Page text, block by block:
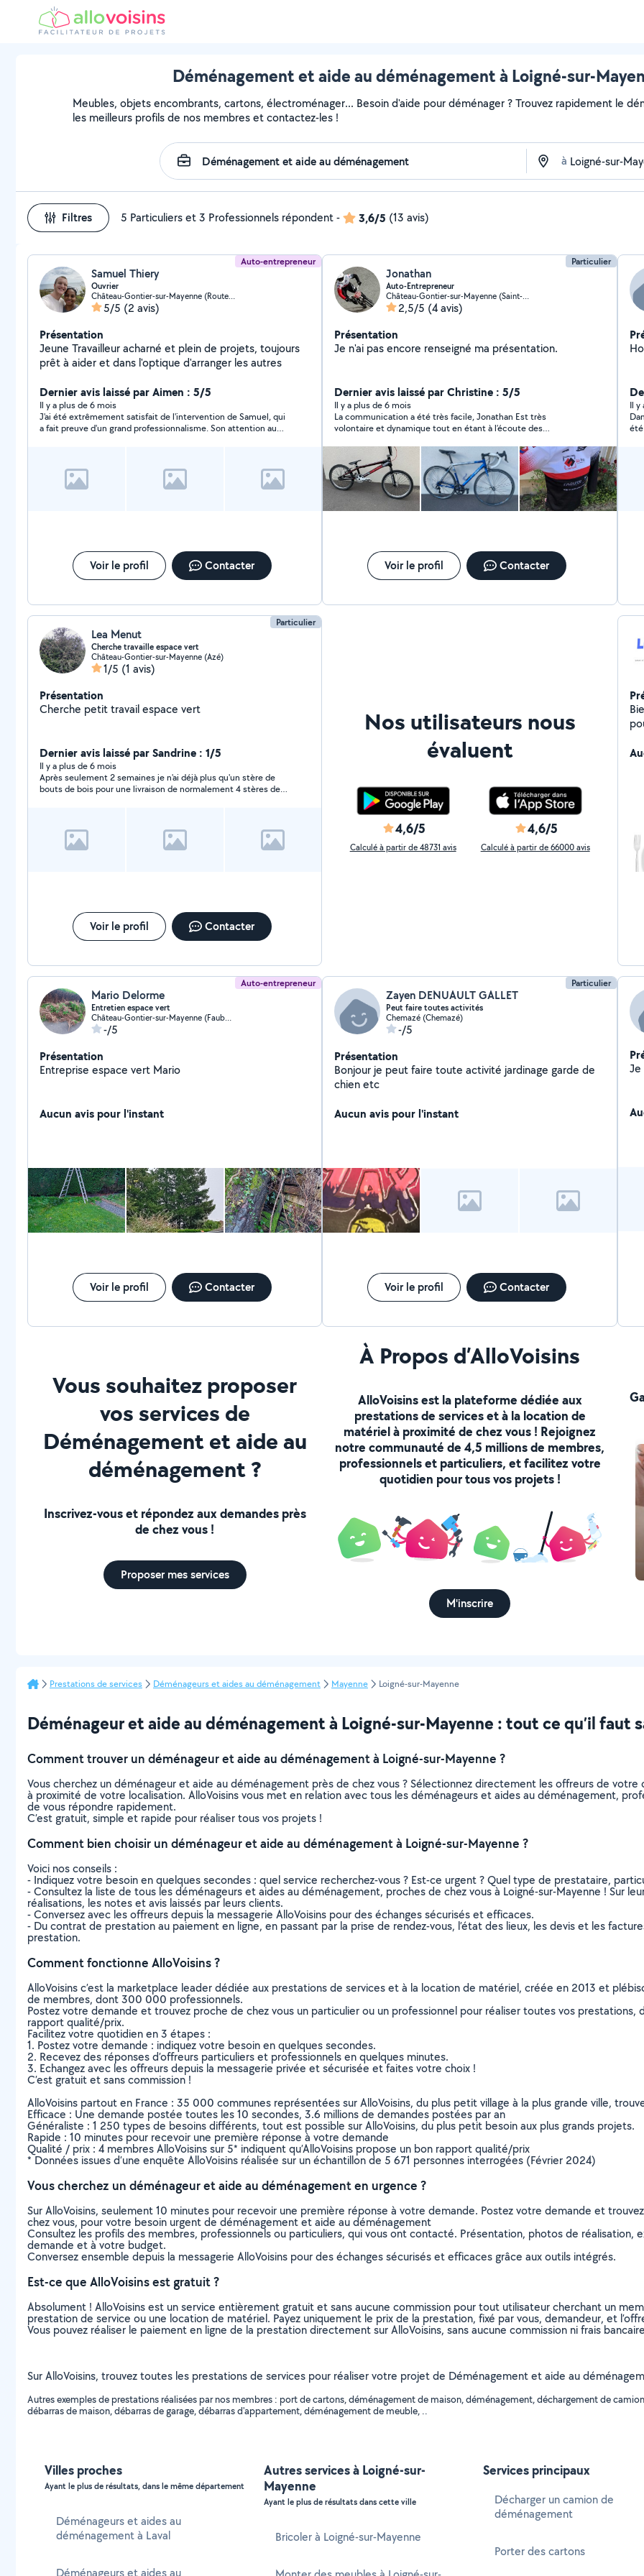
Déménagement et aide au déménagement à Loigné-sur-
Meubles, objets encombrants, cartons, électroménager... Besoin d'aide pour déménager ? Trouvez rapidement le
les meilleurs profils de nos membres et contactez-les !
à
Filtres 5 Particuliers et 3 Professionnels répondent- 3,6/5 (13 avis)
Auto-entrepreneur
Samuel Thiery
Ouvrier
Château-Gontier-sur-Mayenne (Route d'Angers)
5/5 (2 avis)
Présentation
Jeune Travailleur acharné et plein de projets, toujours
prêt à aider et dans l'optique d'arranger les autres
Dernier avis laissé par Aimen : 5/5
Il y a plus de 6 mois
J'ai été extrêmement satisfait de l'intervention de Samuel, qui
a fait preuve d'un grand professionnalisme. Son attention au
Voir le profil Contacter
Particulier
Jonathan
Auto-Entrepreneur
Château-Gontier-sur-Mayenne (Saint-Fort)
2,5/5 (4 avis)
Présentation
Je n'ai pas encore renseigné ma présentation.
Dernier avis laissé par Christine : 5/5
Il y a plus de 6 mois
La communication a été très facile, Jonathan Est très
volontaire et dynamique tout en étant à l’écoute des
Encore merci Jonathan
Voir le profil Contacter
Il y
Particulier
Lea Menut
Cherche travaille espace vert
Château-Gontier-sur-Mayenne (Azé)
1/5 (1 avis)
Présentation
Cherche petit travail espace vert
Dernier avis laissé par Sandrine : 1/5
Il y a plus de 6 mois
Après seulement 2 semaines je n'ai déjà plus qu'un stère de
bouts de bois pour une livraison de normalement 4 stères de
très humide sur lesquels des champignons se font plaisir ! Je
suis déçue !
Voir le profil Contacter
Nos utilisateurs nous
évaluent
4,6/5
Calculé à partir de 48731 avis
4,6/5
Calculé à partir de 66000 avis
Auto-entrepreneur
Mario Delorme
Entretien espace vert
Château-Gontier-sur-Mayenne (Faubourg)
-/5
Présentation
Entreprise espace vert Mario
Aucun avis pour l'instant
Voir le profil Contacter
Particulier
Zayen DENUAULT GALLET
Peut faire toutes activités
Chemazé (Chemazé)
-/5
Présentation
Bonjour je peut faire toute activité jardinage garde de
chien etc
Aucun avis pour l'instant
Voir le profil Contacter
Vous souhaitez proposer
vos services de
Déménagement et aide au
déménagement ?
Inscrivez-vous et répondez aux demandes près
de chez vous !
Proposer mes services
À Propos d’AlloVoisins
AlloVoisins est la plateforme dédiée aux
prestations de services et à la location de
matériel à proximité de chez vous ! Rejoignez
notre communauté de 4,5 millions de membres,
professionnels et particuliers, et facilitez votre
quotidien pour tous vos projets !
M'inscrire
Prestations de services Déménageurs et aides au déménagement Mayenne Loigné-sur-Mayenne
Déménageur et aide au déménagement à Loigné-sur-Mayenne : tout ce qu’il faut
Comment trouver un déménageur et aide au déménagement à Loigné-sur-Mayenne ?
Vous cherchez un déménageur et aide au déménagement près de chez vous ? Sélectionnez directement les offreurs de
à proximité de votre localisation. AlloVoisins vous met en relation avec tous les déménageurs et aides au déménagement,
de vous répondre rapidement.
C’est gratuit, simple et rapide pour réaliser tous vos projets !
Comment bien choisir un déménageur et aide au déménagement à Loigné-sur-Mayenne ?
Voici nos conseils :
- Indiquez votre besoin en quelques secondes : quel service recherchez-vous ? Est-ce urgent ? Quel type de prestataire,
- Consultez la liste de tous les déménageurs et aides au déménagement, proches de chez vous à Loigné-sur-Mayenne ! Sur
réalisations, les notes et avis laissés par leurs clients.
- Conversez avec les offreurs depuis la messagerie AlloVoisins pour des échanges sécurisés et efficaces.
- Du contrat de prestation au paiement en ligne, en passant par la prise de rendez-vous, l’état des lieux, les devis et les
prestation.
Comment fonctionne AlloVoisins ?
AlloVoisins c’est la marketplace leader dédiée aux prestations de services et à la location de matériel, créée en 2013 et
de membres, dont 300 000 professionnels.
Postez votre demande et trouvez proche de chez vous un particulier ou un professionnel pour réaliser toutes vos
rapport qualité/prix.
Facilitez votre quotidien en 3 étapes :
1. Postez votre demande : indiquez votre besoin en quelques secondes.
2. Recevez des réponses d’offreurs particuliers et professionnels en quelques minutes.
3. Echangez avec les offreurs depuis la messagerie privée et sécurisée et faites votre choix !
C’est gratuit et sans commission !
AlloVoisins partout en France : 35 000 communes représentées sur AlloVoisins, du plus petit village à la plus grande ville,
Efficace : Une demande postée toutes les 10 secondes, 3.6 millions de demandes postées par an
Généraliste : 1 250 types de besoins différents, tout est possible sur AlloVoisins, du plus petit besoin aux plus grands projets.
Rapide : 10 minutes pour recevoir une première réponse à votre demande
Qualité / prix : 4 membres AlloVoisins sur 5* indiquent qu’AlloVoisins propose un bon rapport qualité/prix
* Données issues d’une enquête AlloVoisins réalisée sur un échantillon de 5 671 personnes interrogées (Février 2024)
Vous cherchez un déménageur et aide au déménagement en urgence ?
Sur AlloVoisins, seulement 10 minutes pour recevoir une première réponse à votre demande. Postez votre demande et
chez vous, pour votre besoin urgent de déménagement et aide au déménagement
Consultez les profils des membres, professionnels ou particuliers, qui vous ont contacté. Présentation, photos de réalisation,
demande et à votre budget.
Conversez ensemble depuis la messagerie AlloVoisins pour des échanges sécurisés et efficaces grâce aux outils intégrés.
Est-ce que AlloVoisins est gratuit ?
Absolument ! AlloVoisins est un service entièrement gratuit et sans aucune commission pour tout utilisateur cherchant un
prestation de service ou une location de matériel. Payez uniquement le prix de la prestation, fixé par vous, demandeur, et
Vous pouvez réaliser le paiement en ligne de la prestation directement sur AlloVoisins, sans aucune commission ni frais
Sur AlloVoisins, trouvez toutes les prestations de services pour réaliser votre projet de Déménagement et aide au
Autres exemples de prestations réalisées par nos membres : port de cartons, déménagement de maison, déménagement, déchargement de
débarras de maison, débarras de garage, débarras d'appartement, déménagement de meuble, ..
Villes proches
Ayant le plus de résultats, dans le même département
Déménageurs et aides au
déménagement à Laval
Déménageurs et aides au
Autres services à Loigné-sur-
Mayenne
Ayant le plus de résultats dans cette ville
Bricoler à Loigné-sur-Mayenne
Services principaux
Décharger un camion de
déménagement
Porter des cartons